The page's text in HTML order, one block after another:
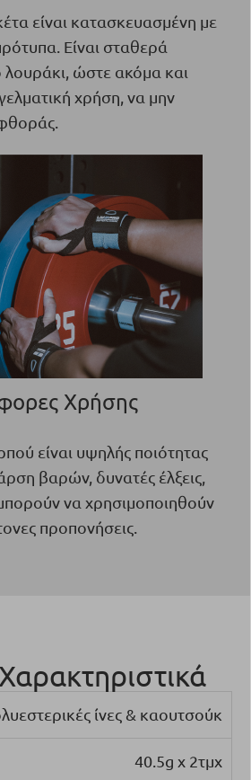
είναι κατασκευασμένη με
Είναι σταθερά
ώστε ακόμα και
χρήση, να μην
Χρήσης
είναι υψηλής ποιότητας
βαρών, δυνατές έλξεις,
να χρησιμοποιηθούν
προπονήσεις.
ίνες & καουτσούκ
40.5g x 2τμχ